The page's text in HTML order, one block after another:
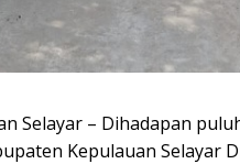
Selayar – Dihadapan
Kepulauan Selayar